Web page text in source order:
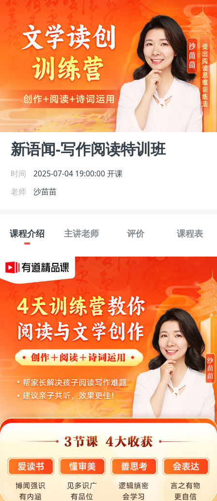
新语闻-写作阅读特训班
时间 2025-07-04 19:00:00 开课
老师
沙苗苗
课程介绍 主讲老师 评价 课程表